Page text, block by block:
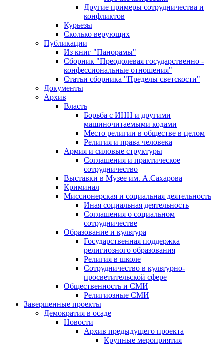
Другие примеры сотрудничества и
конфликтов
Курьезы
Сколько верующих
Публикации
Из книг "Панорамы"
Сборник "Преодолевая государственно -
конфессиональные отношения"
Статьи сборника "Пределы светскости"
Документы
Архив
Власть
Борьба с ИНН и другими
машиночитаемыми кодами
Место религии в обществе в целом
Религия и права человека
Армия и силовые структуры
Соглашения и практическое
сотрудничество
Выставки в Музее им. А.Сахарова
Криминал
Миссионерская и социальная деятельность
Иная социальная деятельность
Соглашения о социальном
сотрудничестве
Образование и культура
Государственная поддержка
религиозного образования
Религия в школе
Сотрудничество в культурно-
просветительской сфере
Общественность и СМИ
Религиозные СМИ
Завершенные проекты
Демократия в осаде
Новости
Архив предыдущего проекта
Крупные мероприятия